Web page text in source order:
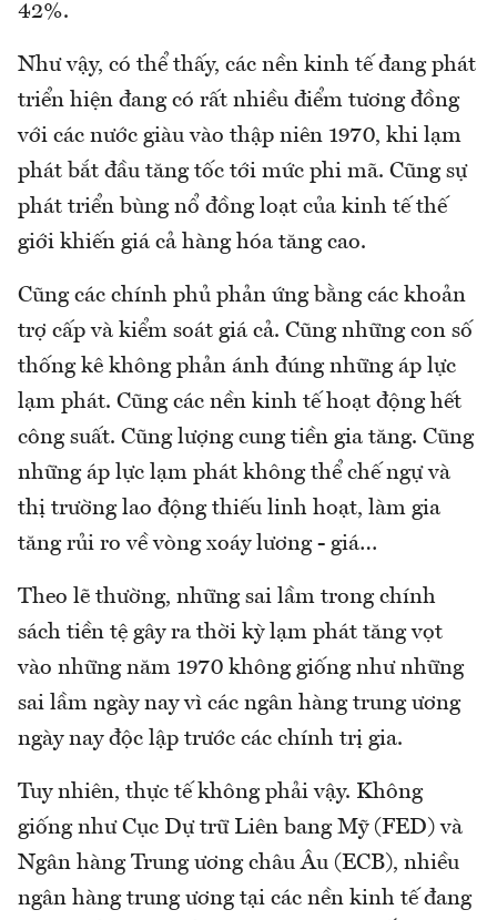
42%.
Như vậy, có thể thấy, các nền kinh tế đang phát
triển hiện đang có rất nhiều điểm tương đồng
với các nước giàu vào thập niên 1970, khi lạm
phát bắt đầu tăng tốc tới mức phi mã. Cũng sự
phát triển bùng nổ đồng loạt của kinh tế thế
giới khiến giá cả hàng hóa tăng cao.
Cũng các chính phủ phản ứng bằng các khoản
trợ cấp và kiểm soát giá cả. Cũng những con số
thống kê không phản ánh đúng những áp lực
lạm phát. Cũng các nền kinh tế hoạt động hết
công suất. Cũng lượng cung tiền gia tăng. Cũng
những áp lực lạm phát không thể chế ngự và
thị trường lao động thiếu linh hoạt, làm gia
tăng rủi ro về vòng xoáy lương - giá…
Theo lẽ thường, những sai lầm trong chính
sách tiền tệ gây ra thời kỳ lạm phát tăng vọt
vào những năm 1970 không giống như những
sai lầm ngày nay vì các ngân hàng trung ương
ngày nay độc lập trước các chính trị gia.
Tuy nhiên, thực tế không phải vậy. Không
giống như Cục Dự trữ Liên bang Mỹ (FED) và
Ngân hàng Trung ương châu Âu (ECB), nhiều
ngân hàng trung ương tại các nền kinh tế đang